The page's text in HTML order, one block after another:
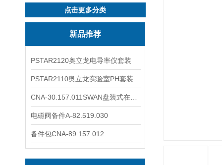
点击更多分类
新品推荐
PSTAR2120奥立龙电导率仪套装
PSTAR2110奥立龙实验室PH套装
电磁阀备件A-82.519.030
备件包CNA-89.157.012